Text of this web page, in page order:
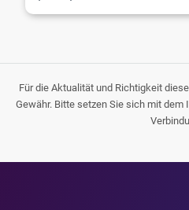
Für die Aktualität und Richtigkeit
Gewähr. Bitte setzen Sie sich mit